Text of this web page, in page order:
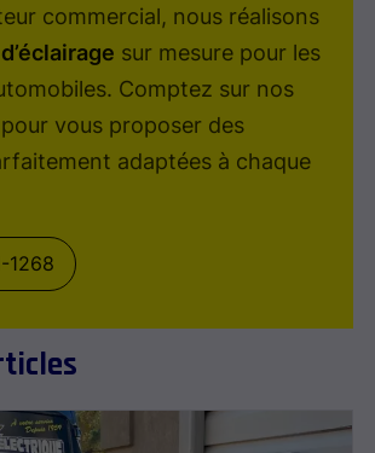
commercial, nous réalisons
sur mesure pour les
Comptez sur nos
vous proposer des
adaptées à chaque
1268